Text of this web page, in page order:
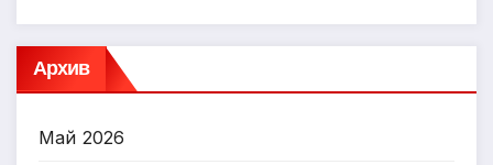
Архив
Май 2026